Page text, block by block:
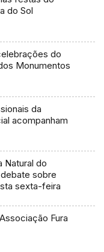
do Sol
do
Monumentos
da
acompanham
Natural do
sobre
sexta-feira
Fura